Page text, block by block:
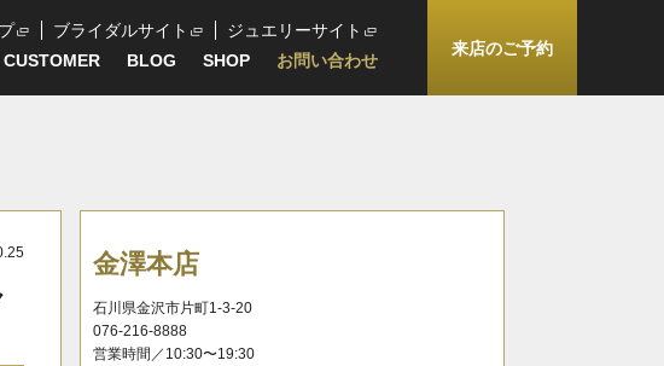
ブライダルサイト
ジュエリーサイト
CUSTOMER BLOG SHOP お問い合わせ
来店のご予約
金澤本店
石川県金沢市片町1-3-20
076-216-8888
営業時間／10:30〜19:30